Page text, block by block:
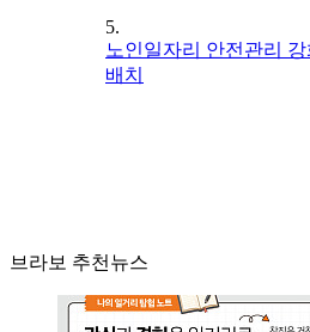
5.
노인일자리 안전관리
배치
브라보 추천뉴스